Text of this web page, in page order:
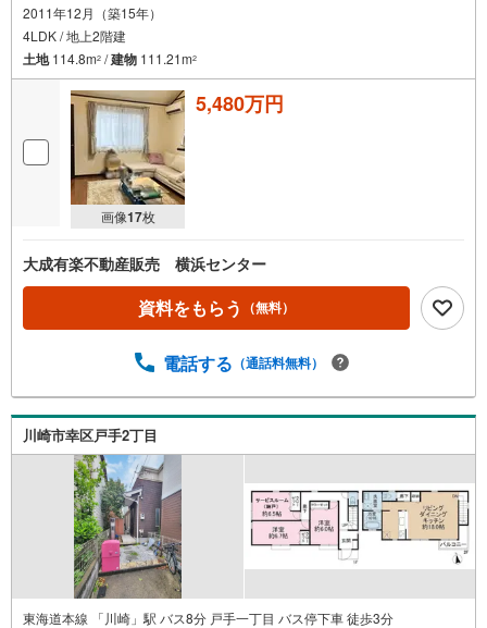
2011年12月（築15年）
4LDK / 地上2階建
土地114.8m2 /建物 111.21m2
画像17枚
5,480万円
大成有楽不動産販売 横浜センター
資料をもらう （無料）
電話する （通話料無料）
川崎市幸区戸手2丁目
東海道本線 「川崎」駅 バス8分 戸手一丁目 バス停下車 徒歩3分